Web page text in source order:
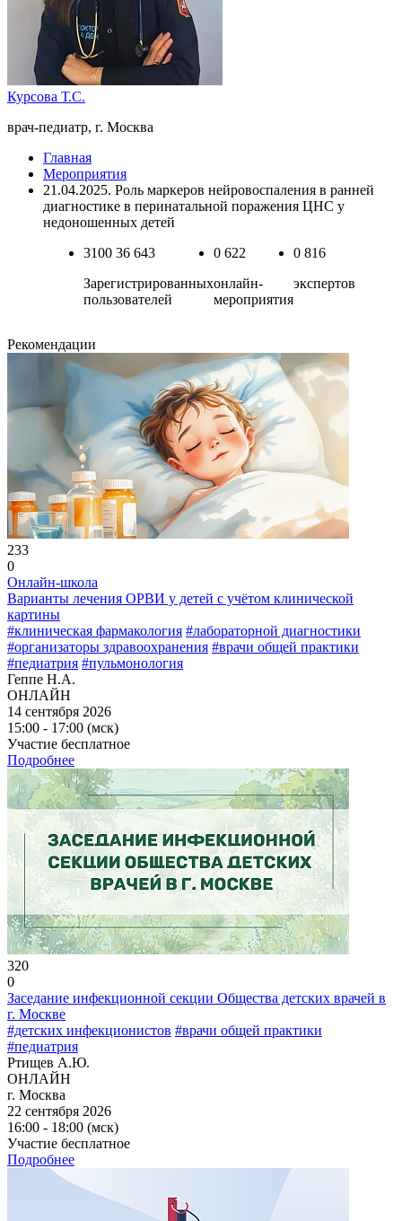
Курсова Т.С.
врач-педиатр, г. Москва
Главная
Мероприятия
21.04.2025. Роль маркеров нейровоспаления в ранней
диагностике в перинатальной поражения ЦНС у
недоношенных детей
3100 36 643
Зарегистрированных
пользователей
0 622
онлайн-
мероприятия
0 816
экспертов
Рекомендации
233
0
Онлайн-школа
Варианты лечения ОРВИ у детей с учётом клинической
картины
#клиническая фармакология #лабораторной диагностики
#организаторы здравоохранения #врачи общей практики
#педиатрия #пульмонология
Геппе Н.А.
ОНЛАЙН
14 сентября 2026
15:00 - 17:00 (мск)
Участие бесплатное
Подробнее
320
0
Заседание инфекционной секции Общества детских врачей в
г. Москве
#детских инфекционистов #врачи общей практики
#педиатрия
Ртищев А.Ю.
ОНЛАЙН
г. Москва
22 сентября 2026
16:00 - 18:00 (мск)
Участие бесплатное
Подробнее